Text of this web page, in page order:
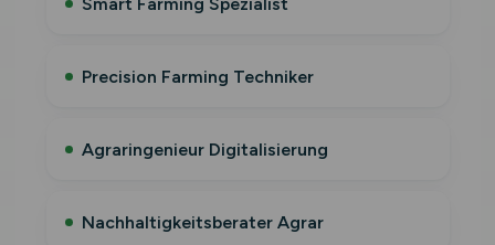
Precision Farming Techniker
Agraringenieur Digitalisierung
Nachhaltigkeitsberater Agrar